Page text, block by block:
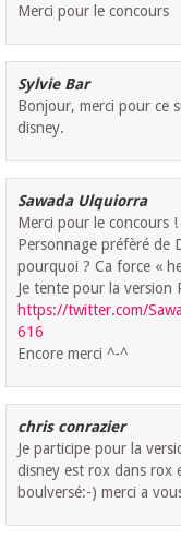
Merci pour le concours
Sylvie Bar
Bonjour, merci pour ce
disney.
Sawada Ulquiorra
Merci pour le concours !
Personnage préfèré de
pourquoi ? Ca force «
Je tente pour la version
https://twitter.com/
616
Encore merci ^-^
chris conrazier
Je participe pour la
disney est rox dans rox
boulversé:-) merci a